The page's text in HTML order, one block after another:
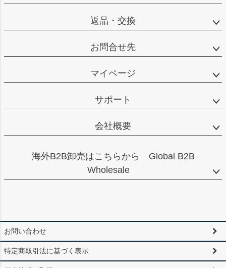
返品・交換
お問合せ先
マイページ
サポート
会社概要
海外B2B卸売はこちらから Global B2B
Wholesale
お問い合わせ
特定商取引法に基づく表示